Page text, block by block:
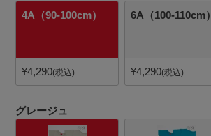
4A（90-100cm）
¥4,290 税込
6A（100-110cm）
¥4,290 税込
グレージュ